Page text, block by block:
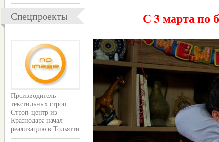
Спецпроекты
Производитель
текстильных строп
Строп-центр из
Краснодара начал
реализацию в Тольятти
С 3 марта по